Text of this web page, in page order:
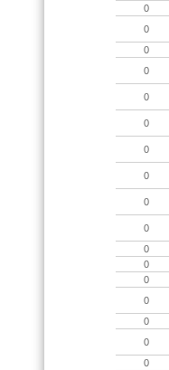
0
0
0
0
0
0
0
0
0
0
0
0
0
0
0
0
0